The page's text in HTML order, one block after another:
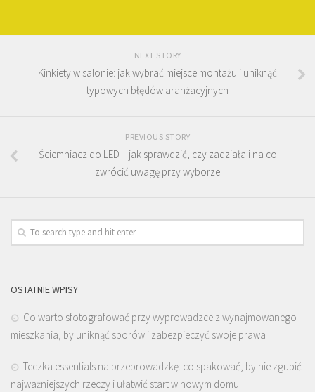
NEXT STORY
Kinkiety w salonie: jak wybrać miejsce montażu i uniknąć
typowych błędów aranżacyjnych
PREVIOUS STORY
Ściemniacz do LED – jak sprawdzić, czy zadziała i na co
zwrócić uwagę przy wyborze
OSTATNIE WPISY
Co warto sfotografować przy wyprowadzce z wynajmowanego
mieszkania, by uniknąć sporów i zabezpieczyć swoje prawa
Teczka essentials na przeprowadzkę: co spakować, by nie zgubić
najważniejszych rzeczy i ułatwić start w nowym domu